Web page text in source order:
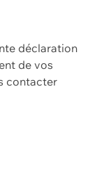
déclaration
de vos
contacter